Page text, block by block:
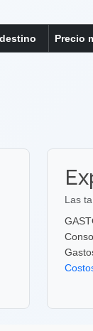
Precio
Las